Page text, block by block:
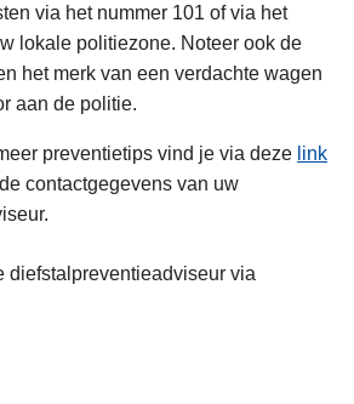
via het nummer 101 of via het
lokale politiezone. Noteer ook de
het merk van een verdachte wagen
aan de politie.
preventietips vind je via deze link
contactgegevens van uw
diefstalpreventieadviseur via